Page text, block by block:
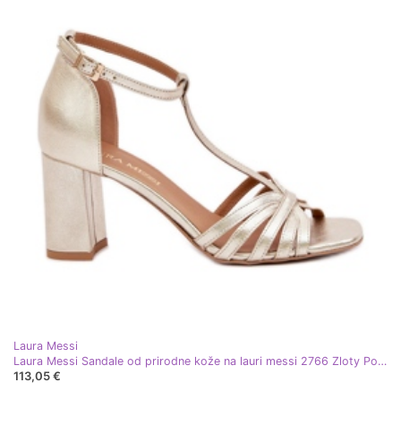
Laura Messi
Laura Messi Sandale od prirodne kože na lauri messi 2766 Zloty Post zlatni
113,05 €